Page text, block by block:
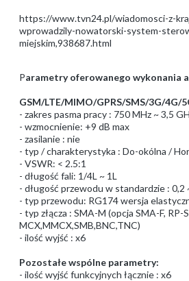
https://www.tvn24.pl/wiadomosci-z-
wprowadzily-nowatorski-system-
miejskim,938687.html
Parametry oferowanego wykonania
GSM/LTE/MIMO/GPRS/SMS/3G/4G/
- zakres pasma pracy : 750 MHz ~ 3,5
- wzmocnienie: +9 dB max
- zasilanie : nie
- typ / charakterystyka : Do-okólna /
- VSWR: < 2.5:1
- długość fali: 1/4L ~ 1L
- długość przewodu w standardzie : 0,2
- typ przewodu: RG174 wersja
- typ złącza : SMA-M (opcja SMA-F, RP-
MCX,MMCX,SMB,BNC,TNC)
- ilość wyjść : x6
Pozostałe wspólne parametry:
- ilość wyjść funkcyjnych łącznie : x6